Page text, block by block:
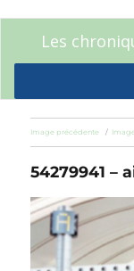
Les
Image précédente
54279941 –